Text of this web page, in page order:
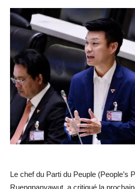
Le chef du Parti du Peuple (People’s
Ruengpanyawut, a critiqué la